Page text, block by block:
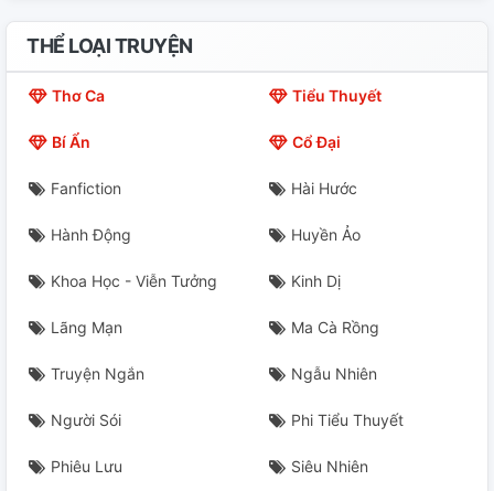
Chương 20
Chương 21
Chương 25
Chương 26
Chương 27
Chương 28
Chương 29
THỂ LOẠI TRUYỆN
Thơ Ca Tiểu Thuyết
Bí Ẩn Cổ Đại
Fanfiction Hài Hước
Hành Động Huyền Ảo
Khoa Học - Viễn Tưởng Kinh Dị
Lãng Mạn Ma Cà Rồng
Truyện Ngắn Ngẫu Nhiên
Người Sói Phi Tiểu Thuyết
Phiêu Lưu Siêu Nhiên